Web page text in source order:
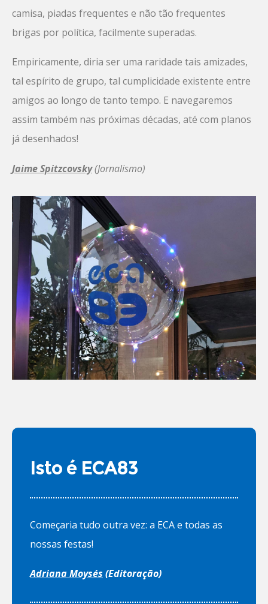
camisa, piadas frequentes e não tão frequentes
brigas por política, facilmente superadas.
Empiricamente, diria ser uma raridade tais amizades,
tal espírito de grupo, tal cumplicidade existente entre
amigos ao longo de tanto tempo. E navegaremos
assim também nas próximas décadas, até com planos
já desenhados!
Jaime Spitzcovsky(Jornalismo)
Isto é ECA83
Começaria tudo outra vez: a ECA e todas as
nossas festas!
Adriana Moysés (Editoração)